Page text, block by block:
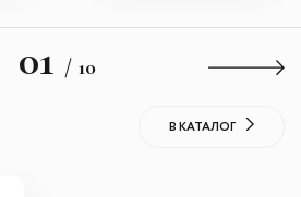
01 / 10
В КАТАЛОГ